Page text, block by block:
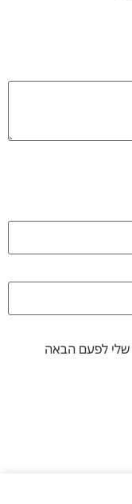
שלי לפעם הבאה